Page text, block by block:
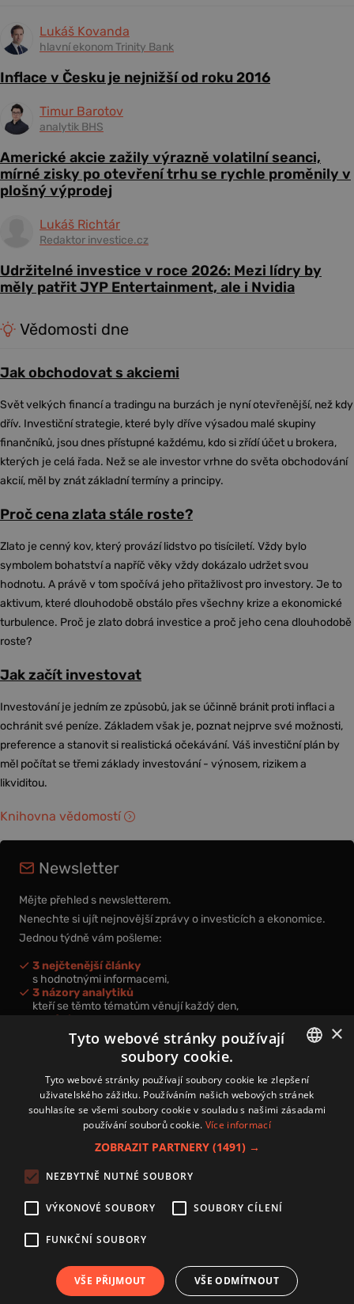
Lukáš Kovanda
hlavní ekonom Trinity Bank
Inflace v Česku je nejnižší od roku 2016
Timur Barotov
analytik BHS
Americké akcie zažily výrazně volatilní seanci,
mírné zisky po otevření trhu se rychle proměnily v
plošný výprodej
Lukáš Richtár
Redaktor investice.cz
Udržitelné investice v roce 2026: Mezi lídry by
měly patřit JYP Entertainment, ale i Nvidia
Vědomosti dne
Jak obchodovat s akciemi
Svět velkých financí a tradingu na burzách je nyní otevřenější, než kdy
dřív. Investiční strategie, které byly dříve výsadou malé skupiny
finančníků, jsou dnes přístupné každému, kdo si zřídí účet u brokera,
kterých je celá řada. Než se ale investor vrhne do světa obchodování
akcií, měl by znát základní termíny a principy.
Proč cena zlata stále roste?
Zlato je cenný kov, který provází lidstvo po tisíciletí. Vždy bylo
symbolem bohatství a napříč věky vždy dokázalo udržet svou
hodnotu. A právě v tom spočívá jeho přitažlivost pro investory. Je to
aktivum, které dlouhodobě obstálo přes všechny krize a ekonomické
turbulence. Proč je zlato dobrá investice a proč jeho cena dlouhodobě
roste?
Jak začít investovat
Investování je jedním ze způsobů, jak se účinně bránit proti inflaci a
ochránit své peníze. Základem však je, poznat nejprve své možnosti,
preference a stanovit si realistická očekávání. Váš investiční plán by
měl počítat se třemi základy investování - výnosem, rizikem a
likviditou.
Knihovna vědomostí
Newsletter
Mějte přehled s newsletterem.
Nenechte si ujít nejnovější zprávy o investicích a ekonomice.
Jednou týdně vám pošleme:
3 nejčtenější články
s hodnotnými informacemi,
3 názory analytiků
kteří se těmto tématům věnují každý den,
nová videa a podcasty
k prohloubení vašich znalostí.
Přihlášením k newsletteru vyjadřujete svůj souhlas spodmínkami
zpracování osobních údajů.
Zásady používání souborů cookies
Autoři
Nastavení cookies
CZECH
×
Tyto webové stránky používají
soubory cookie.
Tyto webové stránky používají soubory cookie ke zlepšení
uživatelského zážitku. Používáním našich webových stránek
souhlasíte se všemi soubory cookie v souladu s našimi zásadami
používání souborů cookie. Více informací
ZOBRAZIT PARTNERY (1491) →
NEZBYTNĚ NUTNÉ SOUBORY
VÝKONOVÉ SOUBORY SOUBORY CÍLENÍ
FUNKČNÍ SOUBORY
VŠE PŘIJMOUT VŠE ODMÍTNOUT